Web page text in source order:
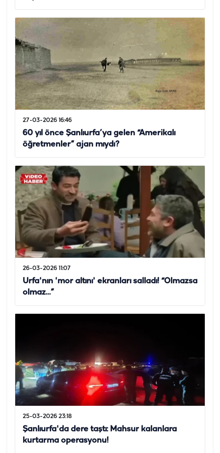
27-03-2026 16:46
60 yıl önce Şanlıurfa’ya gelen “Amerikalı
öğretmenler” ajan mıydı?
26-03-2026 11:07
Urfa'nın 'mor altını' ekranları salladı! “Olmazsa
olmaz…”
25-03-2026 23:18
Şanlıurfa'da dere taştı: Mahsur kalanlara
kurtarma operasyonu!